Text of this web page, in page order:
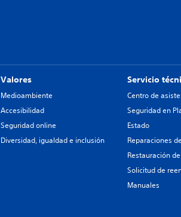
Valores
Medioambiente
Accesibilidad
Seguridad online
Diversidad, igualdad e inclusión
Servicio
Centro de
Seguridad en
Estado
Reparaciones
Restauración
Solicitud de
Manuales